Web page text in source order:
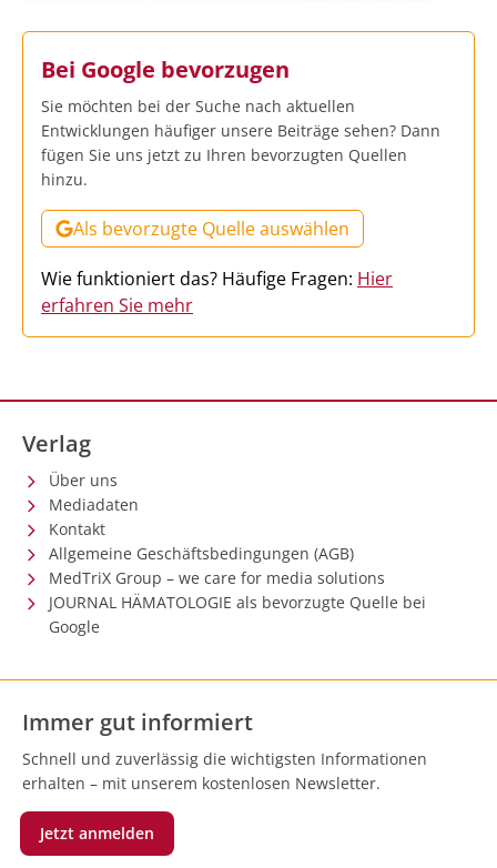
Bei Google bevorzugen
Sie möchten bei der Suche nach aktuellen
Entwicklungen häufiger unsere Beiträge sehen? Dann
fügen Sie uns jetzt zu Ihren bevorzugten Quellen
hinzu.
Als bevorzugte Quelle auswählen
Wie funktioniert das? Häufige Fragen: Hier
erfahren Sie mehr
Verlag
Über uns
Mediadaten
Kontakt
Allgemeine Geschäftsbedingungen (AGB)
MedTriX Group – we care for media solutions
JOURNAL HÄMATOLOGIE als bevorzugte Quelle bei
Google
Immer gut informiert
Schnell und zuverlässig die wichtigsten Informationen
erhalten – mit unserem kostenlosen Newsletter.
Jetzt anmelden